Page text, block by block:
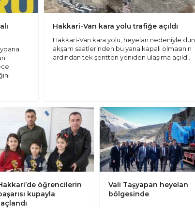
Hakkari-Van kara yolu trafiğe açıldı
Hakkari-Van kara yolu, heyelan nedeniyle dün
akşam saatlerinden bu yana kapalı olmasının
ardından tek şeritten yeniden ulaşıma açıldı.
öğrencilerin
kupayla
Vali Taşyapan heyelan
bölgesinde